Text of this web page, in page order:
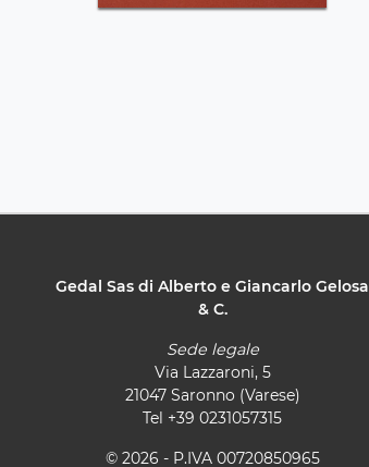
Gedal Sas di Alberto e Giancarlo Gelosa
& C.
Sede legale
Via Lazzaroni, 5
21047 Saronno (Varese)
Tel +39 0231057315
© 2026 - P.IVA 00720850965